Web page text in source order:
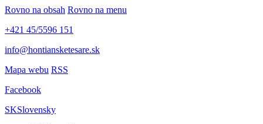
Rovno na obsah Rovno na menu
+421 45/5596 151
info@hontiansketesare.sk
Mapa webu RSS
Facebook
SKSlovensky